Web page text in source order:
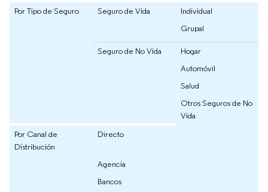
Por Tipo de Seguro Seguro de Vida
Individual
Grupal
Seguro de No Vida
Hogar
Automóvil
Salud
Otros Seguros de No
Vida
Por Canal de
Distribución
Directo
Agencia
Bancos